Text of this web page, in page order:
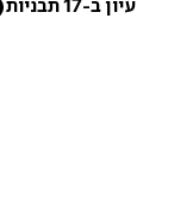
ב-17 תבניות